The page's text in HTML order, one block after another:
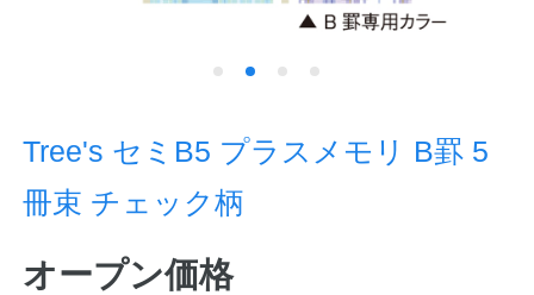
企業情報
カタログ
Tree's セミB5 プラスメモリ B罫 5
冊束 チェック柄
オープン価格